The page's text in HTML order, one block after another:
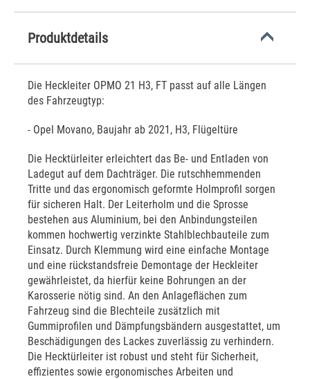
Produktdetails
Die Heckleiter OPMO 21 H3, FT passt auf alle Längen
des Fahrzeugtyp:
- Opel Movano, Baujahr ab 2021, H3, Flügeltüre
Die Hecktürleiter erleichtert das Be- und Entladen von
Ladegut auf dem Dachträger. Die rutschhemmenden
Tritte und das ergonomisch geformte Holmprofil sorgen
für sicheren Halt. Der Leiterholm und die Sprosse
bestehen aus Aluminium, bei den Anbindungsteilen
kommen hochwertig verzinkte Stahlblechbauteile zum
Einsatz. Durch Klemmung wird eine einfache Montage
und eine rückstandsfreie Demontage der Heckleiter
gewährleistet, da hierfür keine Bohrungen an der
Karosserie nötig sind. An den Anlageflächen zum
Fahrzeug sind die Blechteile zusätzlich mit
Gummiprofilen und Dämpfungsbändern ausgestattet, um
Beschädigungen des Lackes zuverlässig zu verhindern.
Die Hecktürleiter ist robust und steht für Sicherheit,
effizientes sowie ergonomisches Arbeiten und